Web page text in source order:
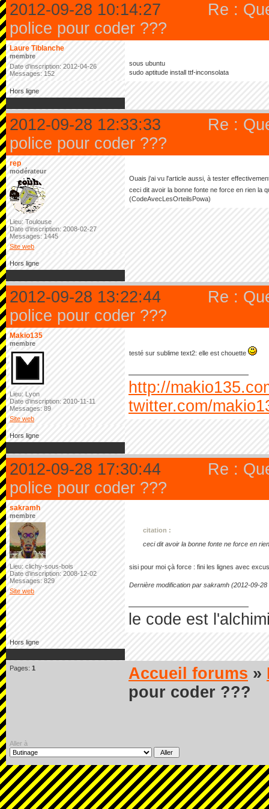
2012-09-28 10:14:27
Re :
police pour coder ???
Laure Tiblanche
membre
Date d'inscription: 2012-04-26
Messages: 152
sous ubuntu
sudo aptitude install ttf-inconsolata
Hors ligne
2012-09-28 12:33:33
Re :
police pour coder ???
rep
modérateur
Lieu: Toulouse
Date d'inscription: 2008-02-27
Messages: 1445
Site web
Ouais j'ai vu l'article aussi, à tester
ceci dit avoir la bonne fonte ne force en rien la
(CodeAvecLesOrteilsPowa)
Hors ligne
2012-09-28 13:22:44
Re :
police pour coder ???
Makio135
membre
Lieu: Lyon
Date d'inscription: 2010-11-11
Messages: 89
Site web
testé sur sublime text2: elle est chouette
http://
twitter.com/
Hors ligne
2012-09-28 17:30:44
Re :
police pour coder ???
sakramh
membre
Lieu: clichy-sous-bois
Date d'inscription: 2008-12-02
Messages: 829
Site web
citation :
ceci dit avoir la bonne fonte ne force en
sisi pour moi çà force : fini les lignes avec
Dernière modification par sakramh (2012-09-28
le code est
Hors ligne
Pages: 1 Accueil forums »
pour coder ???
Aller à